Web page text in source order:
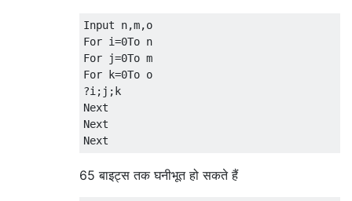
Input n,m,
For i=0To
For j=0To
For k=0To
?i ; j ;
Next
Next
Next
65 बाइट्स तक घनीभूत हो सकते हैं